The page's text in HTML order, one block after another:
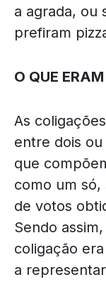
a agrada, ou
prefiram
O QUE
As
entre dois
que
como um
de votos
Sendo
coligação
a